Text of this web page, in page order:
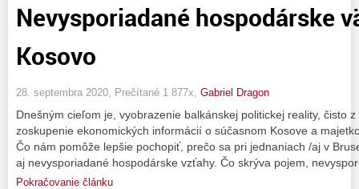
Nevysporiadané hospodárske
Kosovo
28. septembra 2020, Prečítané 1 877x, Gabriel Dragon
Dnešným cieľom je, vyobrazenie balkánskej politickej reality, čisto
zoskupenie ekonomických informácií o súčasnom Kosove a
Čo nám pomôže lepšie pochopiť, prečo sa pri jednaniach /aj v
aj nevysporiadané hospodárske vzťahy. Čo skrýva pojem,
Pokračovanie článku